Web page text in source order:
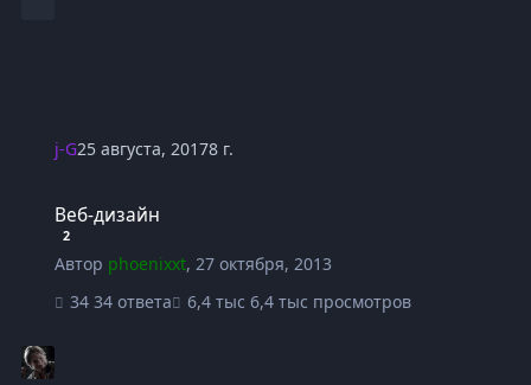
j-G25 августа, 20178 г.
Веб-дизайн
2
Автор phoenixxt,27 октября, 2013
34 ответа
6,4 тыс просмотров